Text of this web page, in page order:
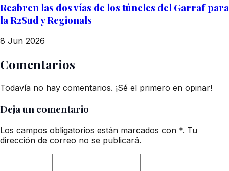
Reabren las dos vías de los túneles del Garraf para
la R2Sud y Regionals
8 Jun 2026
Comentarios
Todavía no hay comentarios. ¡Sé el primero en opinar!
Deja un comentario
Los campos obligatorios están marcados con *. Tu
dirección de correo no se publicará.